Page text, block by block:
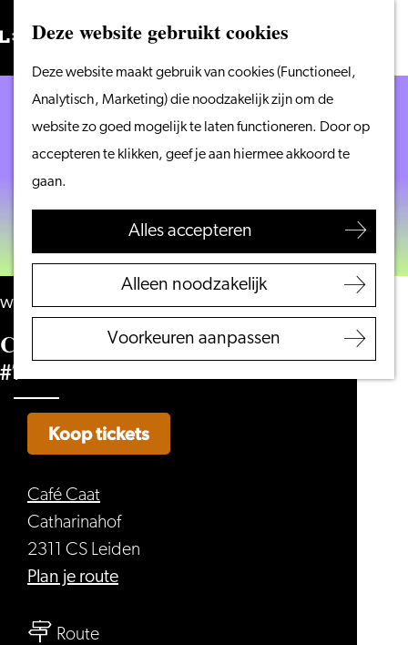
Deze website gebruikt cookies
Deze website maakt gebruik van cookies (Functioneel,
Analytisch, Marketing) die noodzakelijk zijn om de
website zo goed mogelijk te laten functioneren. Door op
accepteren te klikken, geef je aan hiermee akkoord te
gaan.
Alles accepteren
Alleen noodzakelijk
Voorkeuren aanpassen
Ga
naar
homepage
Menu
ZoekenVanaf het water
wandelen
Winkelen
Eten & drinken
Met kinderen
VVV Leiden
Bereikbaarheid
Regio Leiden
Zoeken
woensdag 14 april 2027
Caat Comedy – The Stand-up Club
#7
Café Caat
Catharinahof
2311 CS Leiden
Plan je routenaar
Routenaar
Koop tickets